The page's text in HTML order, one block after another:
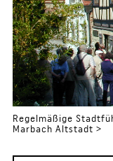
Regelmäßige
Marbach Altstadt >